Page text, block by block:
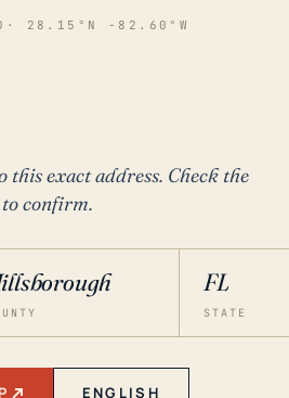
· 28.15°N -82.60°W
this exact address. Check the
confirm.
FL
STATE
ENGLISH